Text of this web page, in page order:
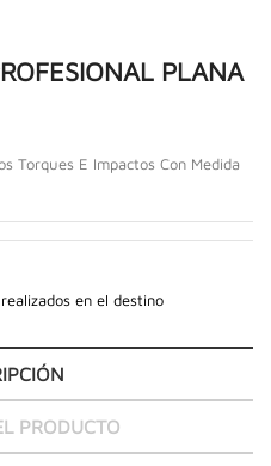
PLANA
Torques E Impactos Con Medida
en el destino
PRODUCTO